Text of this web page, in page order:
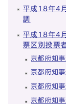
平成18年4
調
平成18年4
票区別投票
京都府知
京都府知
京都府知
京都府知